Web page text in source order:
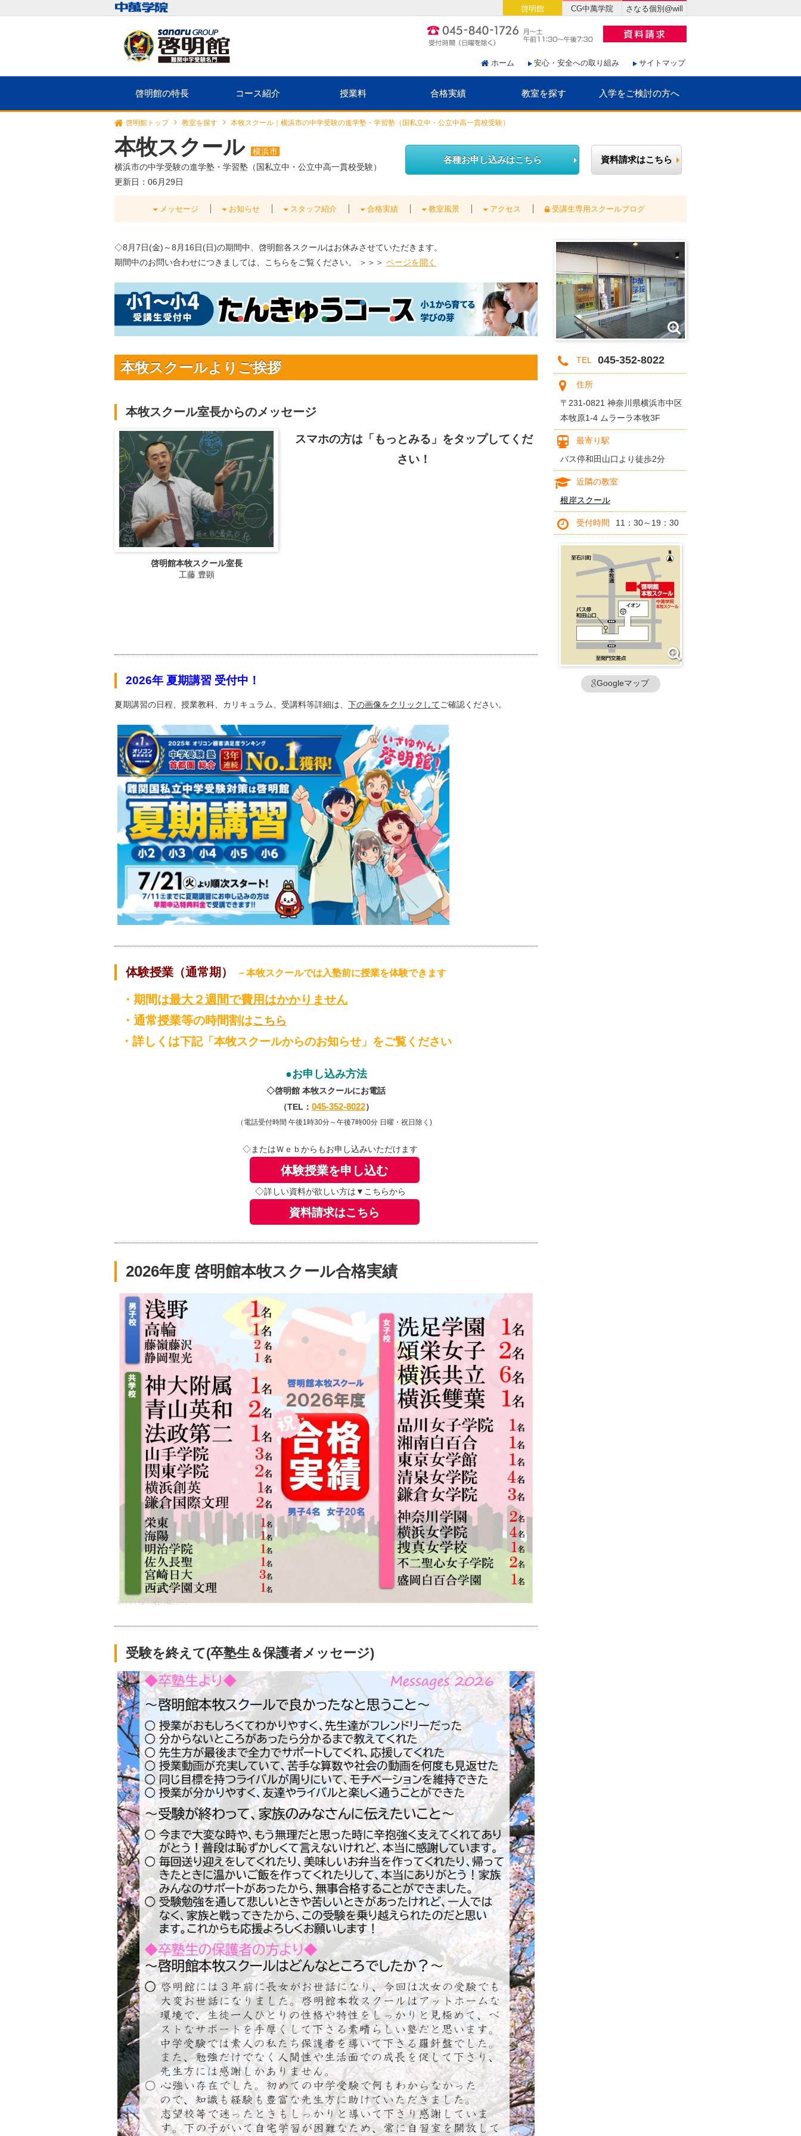
ホーム 安心・安全への取り組み サイトマップ
啓明館の特長 コース紹介 授業料 合格実績 教室を探す 入学をご検討の方へ
啓明館 CG中萬学院 さなる個別@will
啓明館トップ 教室を探す 本牧スクール｜横浜市の中学受験の進学塾・学習塾（国私立中・公立中高一貫校受験）
本牧スクール
横浜市
横浜市の中学受験の進学塾・学習塾（国私立中・公立中高一貫校受験）
更新日：06月29日
各種お申し込みはこちら 資料請求はこちら
メッセージ お知らせ スタッフ紹介 合格実績 教室風景 アクセス 受講生専用スクールブログ
◇8月7日(金)～8月16日(日)の期間中、啓明館各スクールはお休みさせていただきます。
期間中のお問い合わせにつきましては、こちらをご覧ください。 ＞＞＞ ページを開く
本牧スクールよりご挨拶
本牧スクール室長からのメッセージ
啓明館本牧スクール室長
工藤 豊顕
スマホの方は「もっとみる」をタップしてくだ
さい！
2026年 夏期講習 受付中！
夏期講習の日程、授業教科、カリキュラム、受講料等詳細は、 下の画像をクリックしてご確認ください。
体験授業（通常期） －本牧スクールでは入塾前に授業を体験できます
・期間は最大２週間で費用はかかりません
・通常授業等の時間割はこちら
・詳しくは下記「本牧スクールからのお知らせ」をご覧ください
●お申し込み方法
◇啓明館 本牧スクールにお電話
（TEL： 045-352-8022）
（電話受付時間 午後1時30分～午後7時00分 日曜・祝日除く)
◇またはＷｅｂからもお申し込みいただけます
体験授業を申し込む
◇詳しい資料が欲しい方は▼こちらから
資料請求はこちら
2026年度 啓明館本牧スクール合格実績
受験を終えて(卒塾生＆保護者メッセージ)
TEL 045-352-8022
住所
〒231-0821 神奈川県横浜市中区
本牧原1-4 ムラーラ本牧3F
最寄り駅
バス停和田山口より徒歩2分
近隣の教室
根岸スクール
受付時間 11：30～19：30
Googleマップ